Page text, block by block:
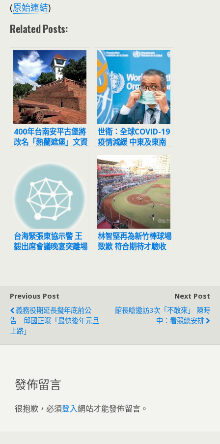
(原始連結)
Related Posts:
400年台南安平古堡將
改名「熱蘭遮堡」文資
世衛：全球COVID-19
疫情減緩 中東及東南
亞除外
台海緊張東協示警 王
毅出席會議晚宴突離場
林智堅再為新竹棒球場
致歉 符合期待才驗收
Previous Post
義務役期延長擬年底前公
告 邱國正曝「最快後年元旦
上路」
Next Post
館長嗆邀訪3次「不敢來」 陳時
中：看競總安排
發佈留言
很抱歉，必須登入網站才能發佈留言。